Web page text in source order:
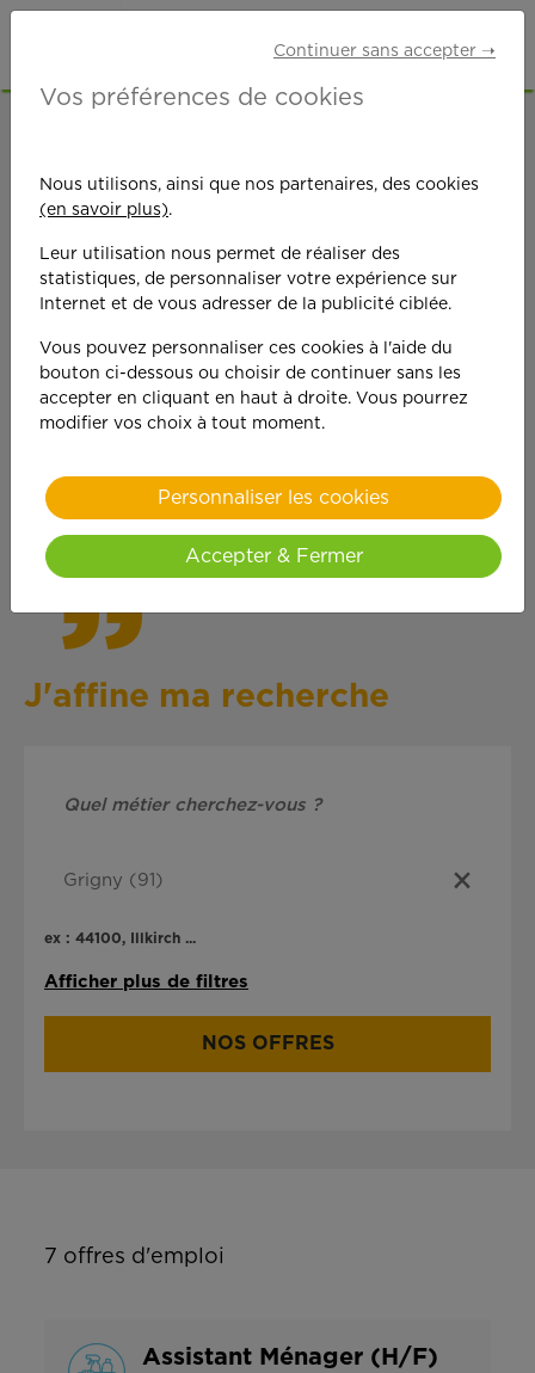
On est toujours plus
performant
quand on y met du
cœur !
J'affine ma recherche
ex : 44100, Illkirch ...
Afficher plus de filtres
NOS OFFRES
7 offres d'emploi
Assistant Ménager (H/F)
Continuer sans accepter ➝
Vos préférences de cookies
Nous utilisons, ainsi que nos partenaires, des cookies
(en savoir plus).
Leur utilisation nous permet de réaliser des
statistiques, de personnaliser votre expérience sur
Internet et de vous adresser de la publicité ciblée.
Vous pouvez personnaliser ces cookies à l'aide du
bouton ci-dessous ou choisir de continuer sans les
accepter en cliquant en haut à droite. Vous pourrez
modifier vos choix à tout moment.
Personnaliser les cookies
Accepter & Fermer